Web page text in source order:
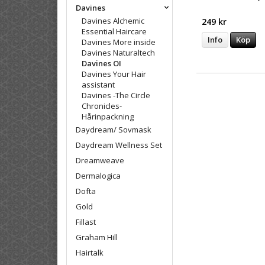
Davines
Davines Alchemic
Essential Haircare
Davines More inside
Davines Naturaltech
Davines OI
Davines Your Hair
assistant
Davines -The Circle
Chronicles-
Hårinpackning
Daydream/ Sovmask
Daydream Wellness Set
Dreamweave
Dermalogica
Dofta
Gold
Fillast
Graham Hill
Hairtalk
249 kr
Info Köp